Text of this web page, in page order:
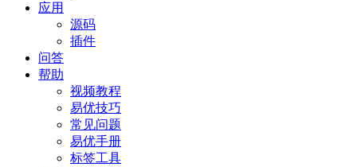
应用
源码
插件
问答
帮助
视频教程
易优技巧
常见问题
易优手册
标签工具